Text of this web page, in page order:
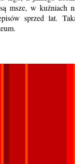
msze, w kuźniach
sprzed lat.